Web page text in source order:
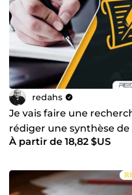
redahs
Je vais faire une
rédiger une synthèse
À partir de 18,82 $US